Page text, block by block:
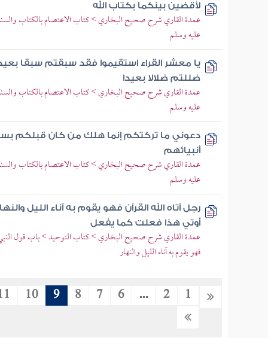
لأقضين بينكما بكتاب الله
عمدة القاري شرح صحيح البخاري > كتاب الاعتصام بالكتاب
عليه وسلم
يا معشر القراء استقيموا فقد سبقتم سبقا
ضللتم ضلالا بعيدا
عمدة القاري شرح صحيح البخاري > كتاب الاعتصام بالكتاب
عليه وسلم
دعوني ما تركتكم إنما هلك من كان قبلكم
أنبيائهم
عمدة القاري شرح صحيح البخاري > كتاب الاعتصام بالكتاب
عليه وسلم
رجل آتاه الله القرآن فهو يقوم به آناء الليل
أوتي هذا فعلت كما يفعل
عمدة القاري شرح صحيح البخاري > كتاب التوحيد > باب قول النبي
فهو يقوم به آناء الليل والنهار
1
2
...
6
7
8
9
10